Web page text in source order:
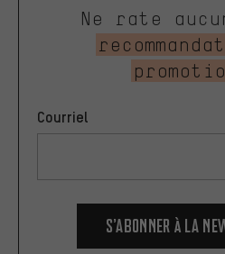
Ne rate
Courriel
S’abonner à la